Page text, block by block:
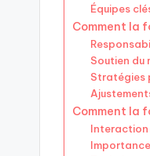
Équipes
Comment la
Soutien du
Stratégies
Comment la
Interaction